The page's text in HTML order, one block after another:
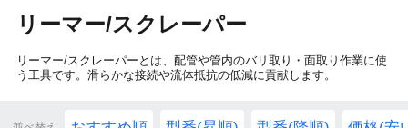
リーマー/スクレーパー
リーマー/スクレーパーとは、配管や管内のバリ取り・面取り作業に使
う工具です。滑らかな接続や流体抵抗の低減に貢献します。